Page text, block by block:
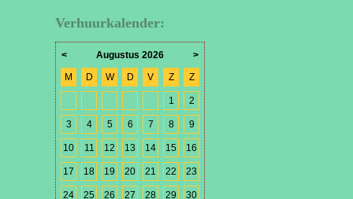
Verhuurkalender:
< Augustus 2026
>
M
D W D V Z Z
1 2
3 4 5 6 7 8 9
10 11 12 13 14 15 16
17 18 19 20 21 22 23
24 25 26 27 28 29 30